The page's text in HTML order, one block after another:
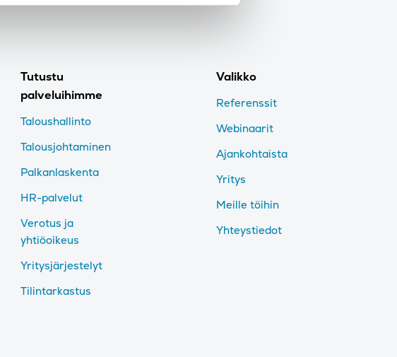
Tutustu
palveluihimme
Taloushallinto
Talousjohtaminen
Palkanlaskenta
HR-palvelut
Verotus ja
yhtiöoikeus
Yritysjärjestelyt
Tilintarkastus
Valikko
Referenssit
Webinaarit
Ajankohtaista
Yritys
Meille töihin
Yhteystiedot